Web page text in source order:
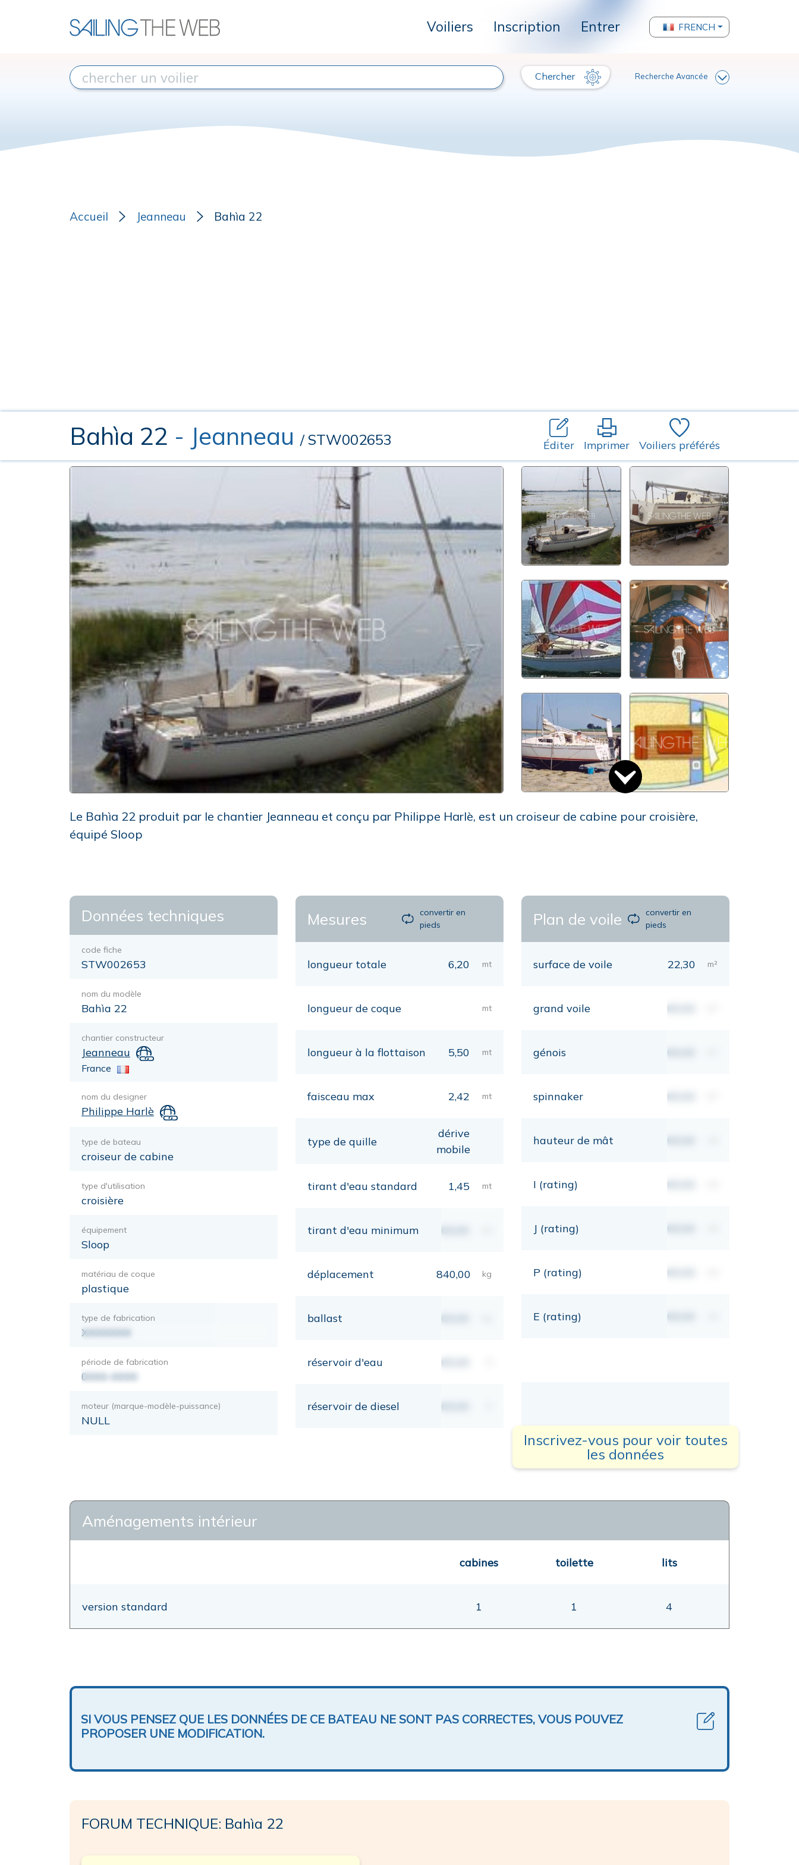
Voiliers Inscription Entrer FRENCH
Chercher Recherche Avancée
Accueil Jeanneau Bahìa 22
Bahìa 22 - Jeanneau / STW002653 Éditer Imprimer Voiliers préférés
Le Bahìa 22 produit par le chantier Jeanneau et conçu par Philippe Harlè, est un croiseur de cabine pour croisière,
équipé Sloop
Données techniques
code fiche
STW002653
nom du modèle
Bahìa 22
chantier constructeur
Jeanneau
France
nom du designer
Philippe Harlè
type de bateau
croiseur de cabine
type d'utilisation
croisière
équipement
Sloop
matériau de coque
plastique
type de fabrication
XXXXXXX
période de fabrication
0000-0000
moteur (marque-modèle-puissance)
NULL
Mesures
convertir en
pieds
longueur totale 6,20 mt
longueur de coque mt
longueur à la flottaison 5,50 mt
faisceau max 2,42 mt
type de quille
dérive
mobile
tirant d'eau standard 1,45 mt
tirant d'eau minimum 00,00
déplacement 840,00 kg
ballast 00,00
réservoir d'eau 00,00
réservoir de diesel 00,00
Plan de voile
convertir en
pieds
surface de voile 22,30 m²
grand voile 00,00
génois 00,00
spinnaker 00,00
hauteur de mât 00,00
I (rating) 00,00
J (rating) 00,00
P (rating) 00,00
E (rating) 00,00
Inscrivez-vous pour voir toutes
les données
Aménagements intérieur
cabines toilette lits
version standard 1 1 4
SI VOUS PENSEZ QUE LES DONNÉES DE CE BATEAU NE SONT PAS CORRECTES, VOUS POUVEZ
PROPOSER UNE MODIFICATION.
FORUM TECHNIQUE: Bahìa 22